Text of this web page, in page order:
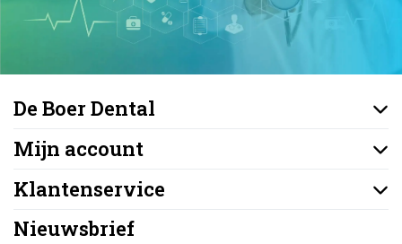
De Boer Dental
Mijn account
Klantenservice
Nieuwsbrief